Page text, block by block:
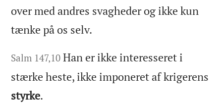
over med andres svagheder og ikke kun
tænke på os selv.
Salm 147,10 Han er ikke interesseret i
stærke heste, ikke imponeret af krigerens
styrke.